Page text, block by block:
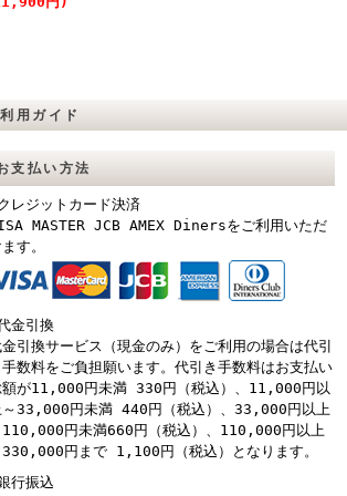
用ガイド
支払い方法
レジットカード決済
MASTER JCB AMEX Dinersをご利用いただ
す。
金引換
引換サービス（現金のみ）をご利用の場合は代引
手数料をご負担願います。代引き手数料はお支払い
額が11,000円未満 330円（税込）、11,000円以
～33,000円未満 440円（税込）、33,000円以上
110,000円未満660円（税込）、110,000円以上
330,000円まで 1,100円（税込）となります。
行振込